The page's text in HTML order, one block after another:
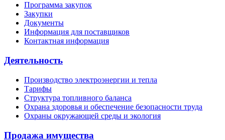
Программа закупок
Закупки
Документы
Информация для поставщиков
Контактная информация
Деятельность
Производство электроэнергии и тепла
Тарифы
Структура топливного баланса
Охрана здоровья и обеспечение безопасности труда
Охраны окружающей среды и экология
Продажа имущества